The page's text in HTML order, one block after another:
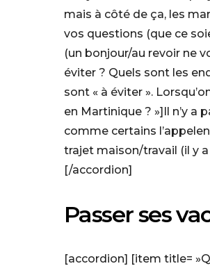
mais à côté de ça, les
vos questions (que ce
(un bonjour/au revoir ne
éviter ? Quels sont les
sont « à éviter ».
en Martinique ? »]Il n’y a
comme certains
trajet maison/travail (il y
[/accordion]
Passer ses
[accordion] [item title=